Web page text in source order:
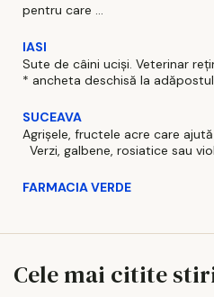
pentru care ...
IASI
Sute de câini uciși. Veterinar
* ancheta deschisă la
SUCEAVA
Agrișele, fructele acre care
Verzi, galbene, rosiatice sau
FARMACIA VERDE
Cele mai citite